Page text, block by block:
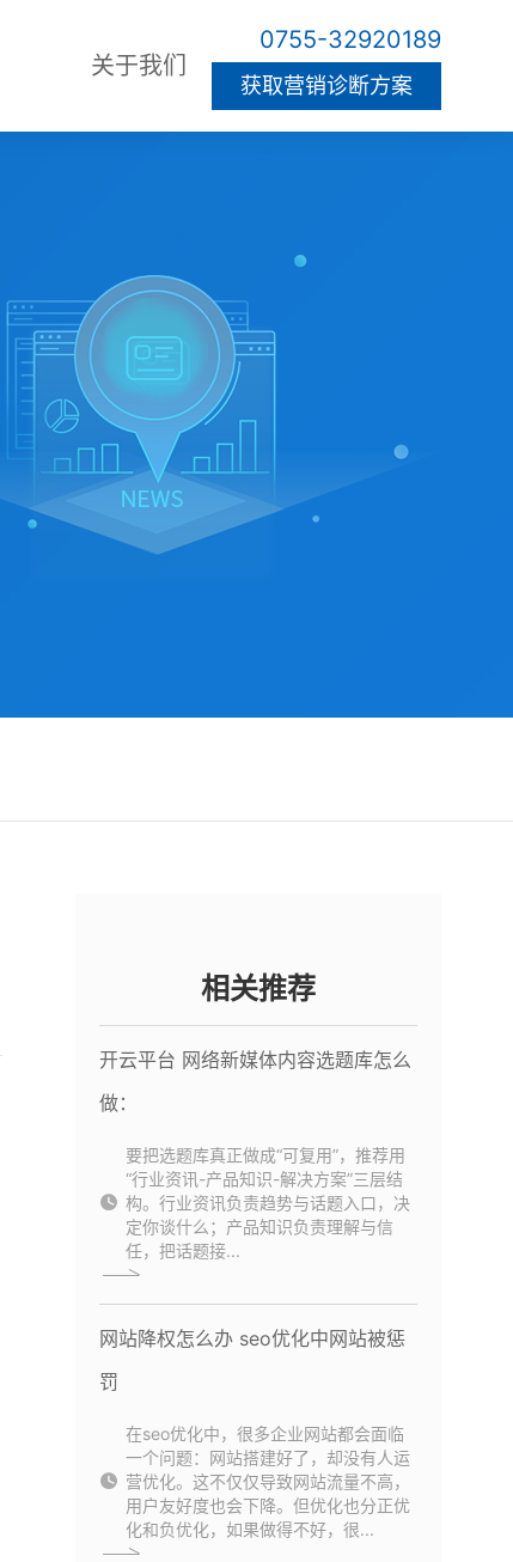
关于我们
0755-32920189
获取营销诊断方案
相关推荐
开云平台 网络新媒体内容选题库怎么
做：
要把选题库真正做成“可复用”，推荐用
“行业资讯-产品知识-解决方案”三层结
构。行业资讯负责趋势与话题入口，决
定你谈什么；产品知识负责理解与信
任，把话题接...
网站降权怎么办 seo优化中网站被惩
罚
在seo优化中，很多企业网站都会面临
一个问题：网站搭建好了，却没有人运
营优化。这不仅仅导致网站流量不高，
用户友好度也会下降。但优化也分正优
化和负优化，如果做得不好，很...